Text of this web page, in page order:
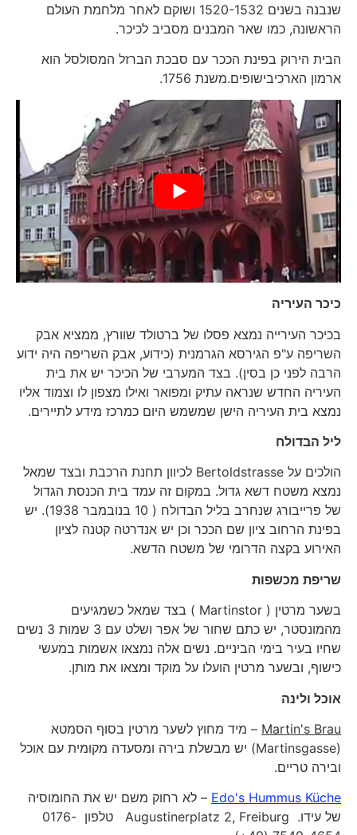
שנבנה בשנים 1520-1532 ושוקם לאחר מלחמת העולם
הראשונה, כמו שאר המבנים מסביב לכיכר.
הבית הירוק בפינת הככר עם סבכת הברזל המסולסל הוא
ארמון הארכיבישופים.משנת 1756.
כיכר העיריה
בכיכר העירייה נמצא פסלו של ברטולד שוורץ, ממציא אבק
השריפה ע"פ הגירסא הגרמנית (כידוע, אבק השריפה היה ידוע
הרבה לפני כן בסין). בצד המערבי של הכיכר יש את בית
העיריה החדש שנראה עתיק ומפואר ואילו מצפון לו וצמוד אליו
נמצא בית העיריה הישן שמשמש היום כמרכז מידע לתיירים.
ליל הבדולח
הולכים על Bertoldstrasse לכיוון תחנת הרכבת ובצד שמאל
נמצא משטח דשא גדול. במקום זה עמד בית הכנסת הגדול
של פרייבורג שנחרב בליל הבדולח ( 10 בנובמבר 1938). יש
בפינת הרחוב ציון שם הככר וכן יש אנדרטה קטנה לציון
האירוע בקצה הדרומי של משטח הדשא.
שריפת מכשפות
בשער מרטין ( Martinstor ) בצד שמאל כשמגיעים
מהמונסטר, יש כתם שחור של אפר ושלט עם 3 שמות 3 נשים
שחיו בעיר בימי הביניים. נשים אלה נמצאו אשמות במעשי
כישוף, ובשער מרטין הועלו על מוקד ומצאו את מותן.
אוכל ולינה
Martin's Brau– מיד מחוץ לשער מרטין בסוף הסמטא
(Martinsgasse) יש מבשלת בירה ומסעדה מקומית עם אוכל
ובירה טריים.
Edo's Hummus Küche
– לא רחוק משם יש את החומוסיה
של עידו. Augustinerplatz 2, Freiburg טלפון 0176-